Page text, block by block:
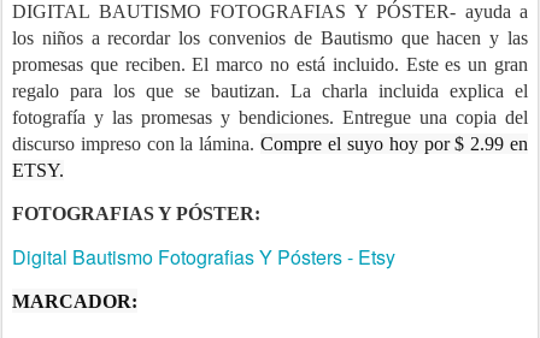
DIGITAL BAUTISMO FOTOGRAFIAS Y PÓSTER- ayuda a
los niños a recordar los convenios de Bautismo que hacen y las
promesas que reciben. El marco no está incluido. Este es un gran
regalo para los que se bautizan. La charla incluida explica el
fotografía y las promesas y bendiciones. Entregue una copia del
discurso impreso con la lámina.Compre el suyo hoy por $ 2.99 en
ETSY.
FOTOGRAFIAS Y PÓSTER:
Digital Bautismo Fotografias Y Pósters - Etsy
MARCADOR: